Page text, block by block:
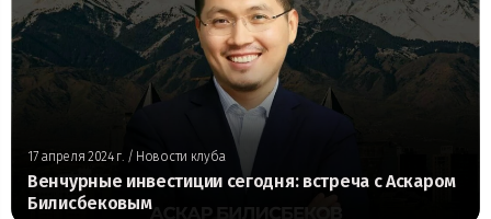
17 апреля 2024 г./ Новости клуба
Венчурные инвестиции сегодня: встреча с Аскаром
Билисбековым